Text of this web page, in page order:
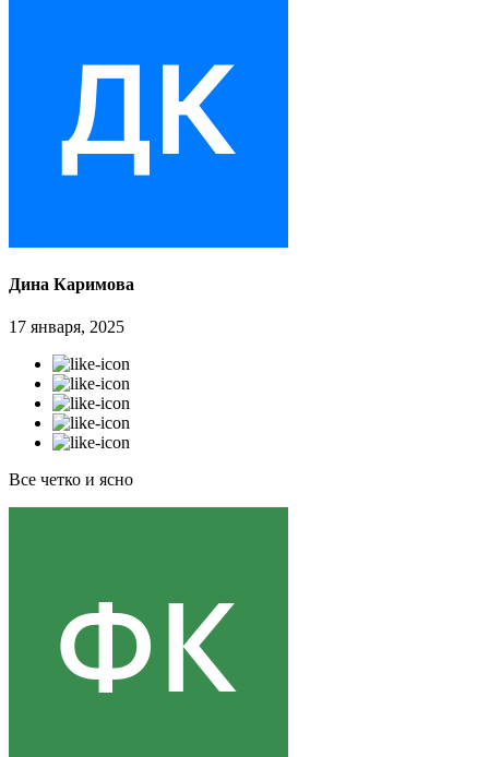
Дина Каримова
17 января, 2025
Все четко и ясно